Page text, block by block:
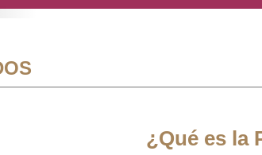
¿Qué es la